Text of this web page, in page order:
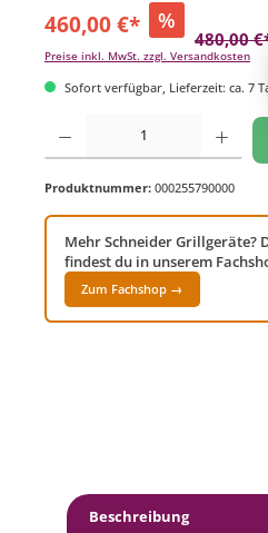
460,00 €* %
480,00
Preise inkl. MwSt. zzgl. Versandkosten
Sofort verfügbar, Lieferzeit: ca. 7
Produkt Anzahl: Gib den gewünschten
Produktnummer: 000255790000
Mehr Schneider Grillgeräte?
findest du in unserem
Zum Fachshop →
Beschreibung